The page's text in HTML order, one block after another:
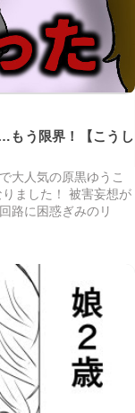
もう限界！【こうし
大人気の原黒ゆうこ
ました！ 被害妄想が
路に困惑ぎみのリ